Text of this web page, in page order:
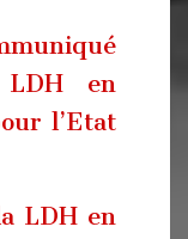
en
l’Etat
LDH en